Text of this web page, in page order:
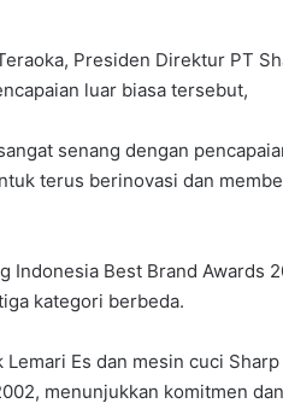
Presiden Direktur PT
luar biasa tersebut,
senang dengan
terus berinovasi dan
Indonesia Best Brand Awards
kategori berbeda.
Lemari Es dan mesin cuci
menunjukkan komitmen